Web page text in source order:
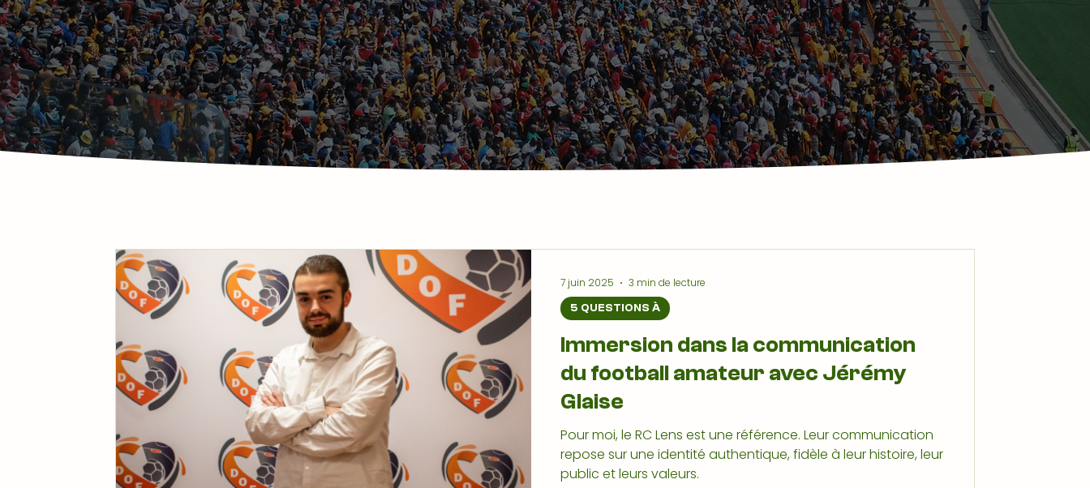
Immersion dans la communication
du football amateur avec Jérémy
Glaise
Pour moi, le RC Lens est une référence. Leur communication
repose sur une identité authentique, fidèle à leur histoire, leur
public et leurs valeurs.
5 QUESTIONS À
7 juin 2025 3 min de lecture